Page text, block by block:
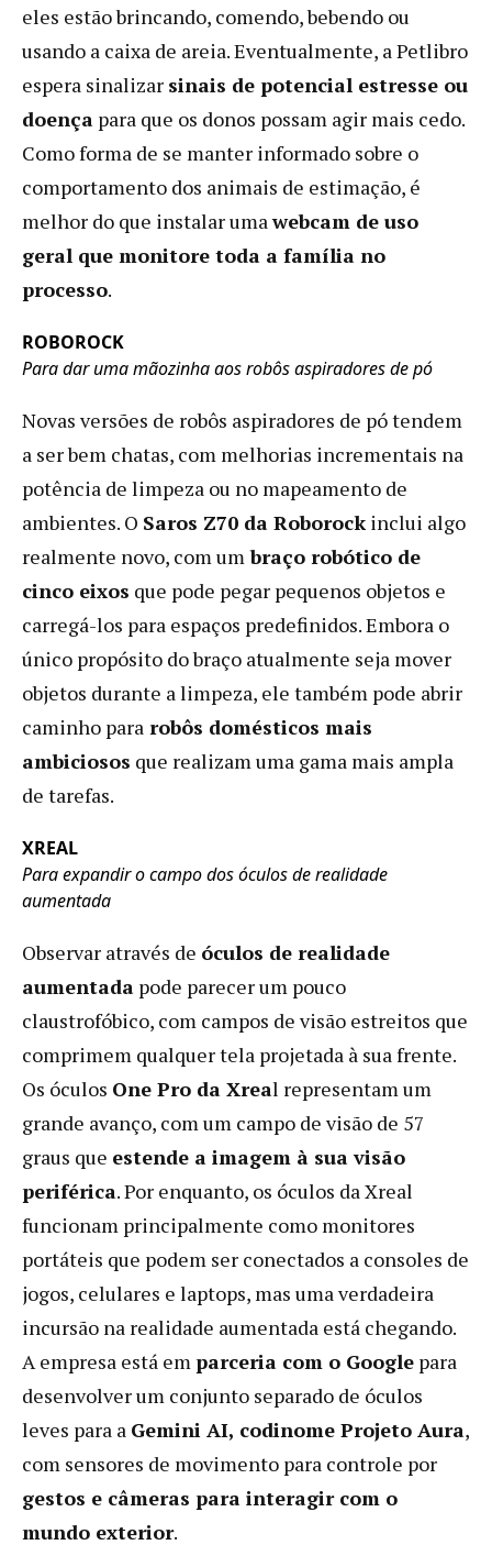
eles estão brincando, comendo, bebendo ou
usando a caixa de areia. Eventualmente, a Petlibro
espera sinalizar sinais de potencial estresse ou
doença para que os donos possam agir mais cedo.
Como forma de se manter informado sobre o
comportamento dos animais de estimação, é
melhor do que instalar umawebcam de uso
geral que monitore toda a família no
processo.
ROBOROCK
Para dar uma mãozinha aos robôs aspiradores de pó
Novas versões de robôs aspiradores de pó tendem
a ser bem chatas, com melhorias incrementais na
potência de limpeza ou no mapeamento de
ambientes. O Saros Z70 da Roborockinclui algo
realmente novo, com umbraço robótico de
cinco eixos que pode pegar pequenos objetos e
carregá-los para espaços predefinidos. Embora o
único propósito do braço atualmente seja mover
objetos durante a limpeza, ele também pode abrir
caminho para robôs domésticos mais
ambiciosos que realizam uma gama mais ampla
de tarefas.
XREAL
Para expandir o campo dos óculos de realidade
aumentada
Observar através de óculos de realidade
aumentada pode parecer um pouco
claustrofóbico, com campos de visão estreitos que
comprimem qualquer tela projetada à sua frente.
Os óculos One Pro da Xreal representam um
grande avanço, com um campo de visão de 57
graus que estende a imagem à sua visão
periférica. Por enquanto, os óculos da Xreal
funcionam principalmente como monitores
portáteis que podem ser conectados a consoles de
jogos, celulares e laptops, mas uma verdadeira
incursão na realidade aumentada está chegando.
A empresa está em parceria com o Google para
desenvolver um conjunto separado de óculos
leves para a Gemini AI, codinome Projeto Aura,
com sensores de movimento para controle por
gestos e câmeras para interagir com o
mundo exterior.